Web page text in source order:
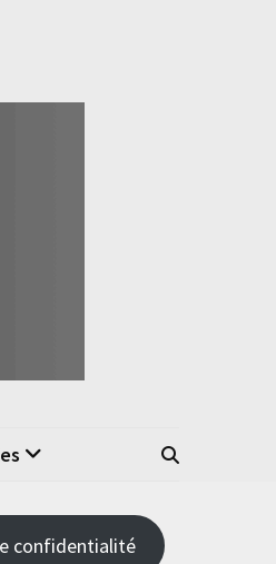
confidentialité